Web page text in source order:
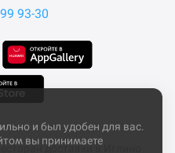
93-30
доставки в Иглино
и был удобен для вас.
вы принимаете